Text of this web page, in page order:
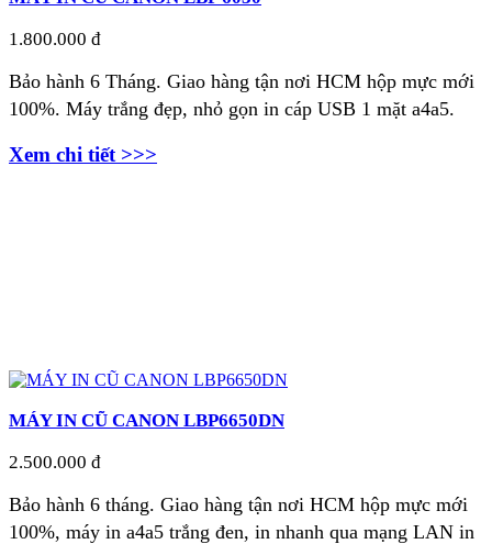
1.800.000 đ
Bảo hành 6 Tháng. Giao hàng tận nơi HCM hộp mực mới
100%. Máy trắng đẹp, nhỏ gọn in cáp USB 1 mặt a4a5.
Xem chi tiết >>>
MÁY IN CŨ CANON LBP6650DN
2.500.000 đ
Bảo hành 6 tháng. Giao hàng tận nơi HCM hộp mực mới
100%, máy in a4a5 trắng đen, in nhanh qua mạng LAN in